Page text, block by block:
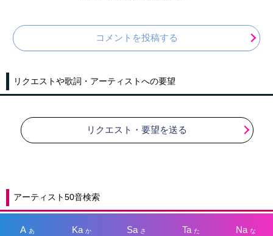
コメントを投稿する
リクエストや歌詞・アーティストへの要望
リクエスト・要望を送る
アーティスト50音検索
A あ Kaか Sa さ Taた Na な